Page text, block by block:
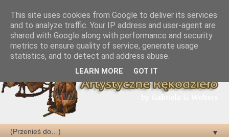
▼
This site uses cookies from Google to deliver its services
and to analyze traffic. Your IP address and user-agent are
shared with Google along with performance and security
metrics to ensure quality of service, generate usage
statistics, and to detect and address abuse.
LEARN MORE GOT IT